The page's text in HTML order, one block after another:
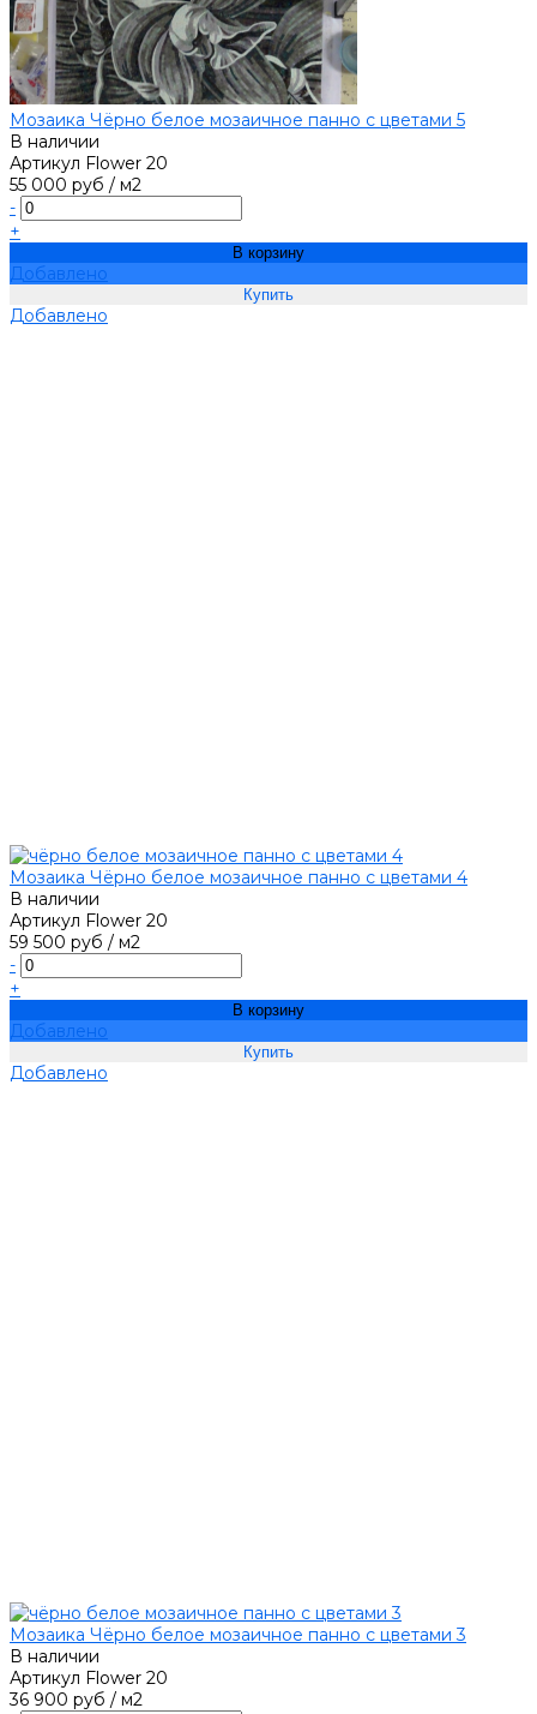
Мозаика Чёрно белое мозаичное панно с цветами 5
В наличии
Артикул Flower 20
55 000 руб / м2
-
+
В корзину
Добавлено
Добавлено
Мозаика Чёрно белое мозаичное панно с цветами 4
В наличии
Артикул Flower 20
59 500 руб / м2
-
+
В корзину
Добавлено
Добавлено
Мозаика Чёрно белое мозаичное панно с цветами 3
В наличии
Артикул Flower 20
36 900 руб / м2